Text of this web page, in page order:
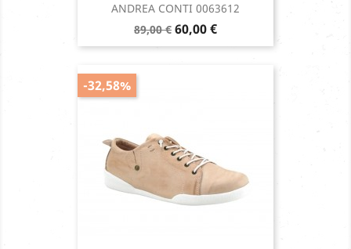
ANDREA CONTI 0063612
Prix
de
89,00 € Prix
60,00 €
-32,58%